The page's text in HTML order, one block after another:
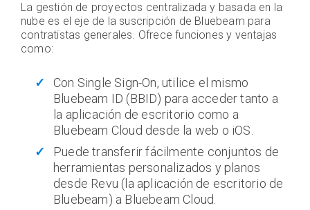
La gestión de proyectos centralizada y basada en la
nube es el eje de la suscripción de Bluebeam para
contratistas generales. Ofrece funciones y ventajas
como:
Con Single Sign-On, utilice el mismo
Bluebeam ID (BBID) para acceder tanto a
la aplicación de escritorio como a
Bluebeam Cloud desde la web o iOS.
Puede transferir fácilmente conjuntos de
herramientas personalizados y planos
desde Revu (la aplicación de escritorio de
Bluebeam) a Bluebeam Cloud.